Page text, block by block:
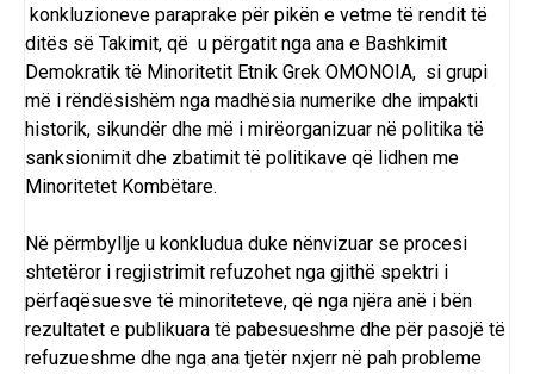
konkluzioneve paraprake për pikën e vetme të rendit të
ditës së Takimit, që u përgatit nga ana e Bashkimit
Demokratik të Minoritetit Etnik Grek OMONOIA, si grupi
më i rëndësishëm nga madhësia numerike dhe impakti
historik, sikundër dhe më i mirëorganizuar në politika të
sanksionimit dhe zbatimit të politikave që lidhen me
Minoritetet Kombëtare.
Në përmbyllje u konkludua duke nënvizuar se procesi
shtetëror i regjistrimit refuzohet nga gjithë spektri i
përfaqësuesve të minoriteteve, që nga njëra anë i bën
rezultatet e publikuara të pabesueshme dhe për pasojë të
refuzueshme dhe nga ana tjetër nxjerr në pah probleme